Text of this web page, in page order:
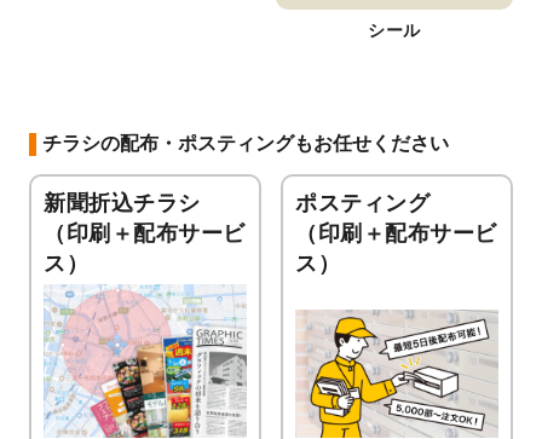
シール
チラシの配布・ポスティングもお任せください
新聞折込チラシ
（印刷＋配布サービ
ス）
ポスティング
（印刷＋配布サービ
ス）